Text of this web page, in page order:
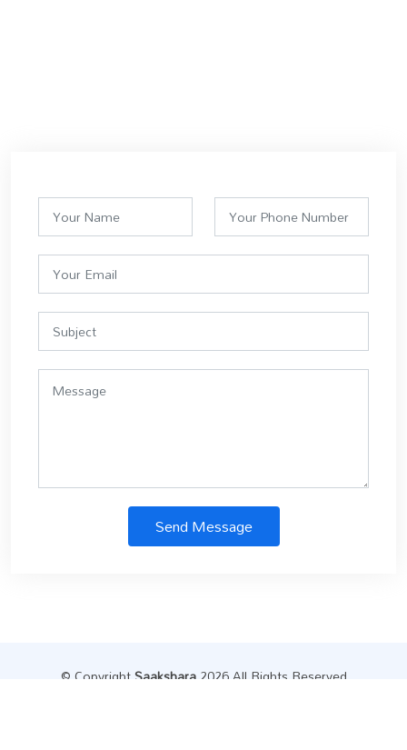
Send Message
© CopyrightSaakshara.2026 All Rights Reserved